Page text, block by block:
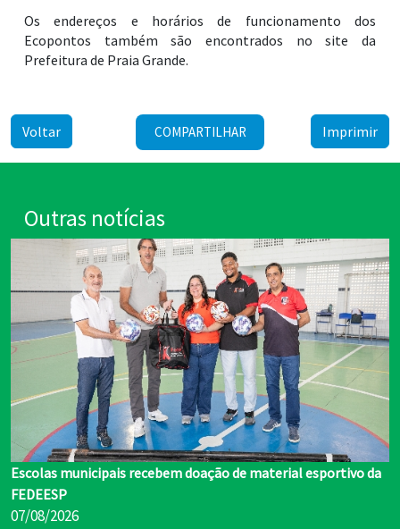
Os endereços e horários de funcionamento dos
Ecopontos também são encontrados no site da
Prefeitura de Praia Grande.
Voltar COMPARTILHAR Imprimir
Outras notícias
Escolas municipais recebem doação de material esportivo da
FEDEESP
07/08/2026